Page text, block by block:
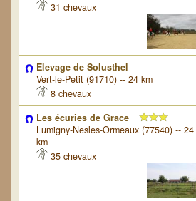
31 chevaux
Elevage de Solusthel
Vert-le-Petit (91710) -- 24 km
8 chevaux
Les écuries de Grace
Lumigny-Nesles-Ormeaux (77540) -- 24
km
35 chevaux